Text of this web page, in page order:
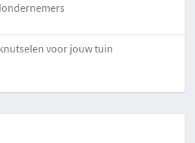
voor jouw tuin